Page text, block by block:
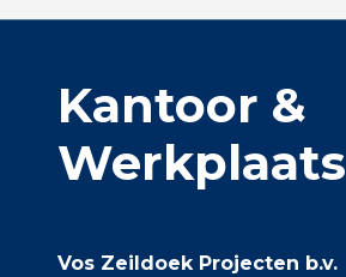
Kantoor &
Werkplaats
Vos Zeildoek Projecten b.v.